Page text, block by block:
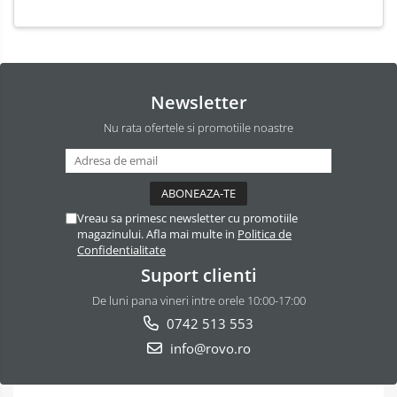
Newsletter
Nu rata ofertele si promotiile noastre
Vreau sa primesc newsletter cu promotiile
magazinului. Afla mai multe in Politica de
Confidentialitate
Suport clienti
De luni pana vineri intre orele 10:00-17:00
0742 513 553
info@rovo.ro